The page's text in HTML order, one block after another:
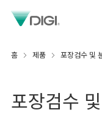
홈 제품 포장검수 및
포장검수